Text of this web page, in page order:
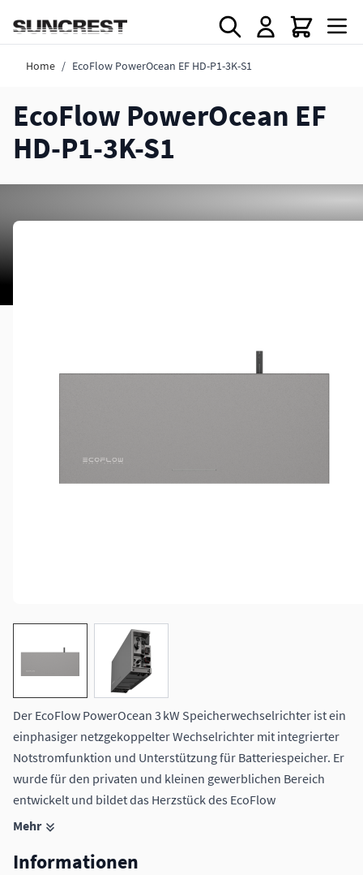
Home / EcoFlow PowerOcean EF HD-P1-3K-S1
EcoFlow PowerOcean EF
HD-P1-3K-S1
View larger imageView larger image
Der EcoFlow PowerOcean 3 kW Speicherwechselrichter ist ein
einphasiger netzgekoppelter Wechselrichter mit integrierter
Notstromfunktion und Unterstützung für Batteriespeicher. Er
wurde für den privaten und kleinen gewerblichen Bereich
entwickelt und bildet das Herzstück des EcoFlow
PowerOcean-Systems.
Mehr
Informationen